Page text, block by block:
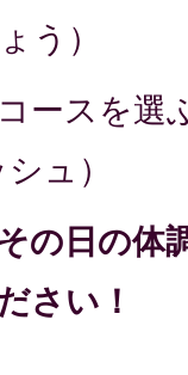
う）
ースを選
ュ）
の日の体
さい！